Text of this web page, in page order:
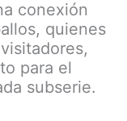
conexión
quienes
para el
subserie.